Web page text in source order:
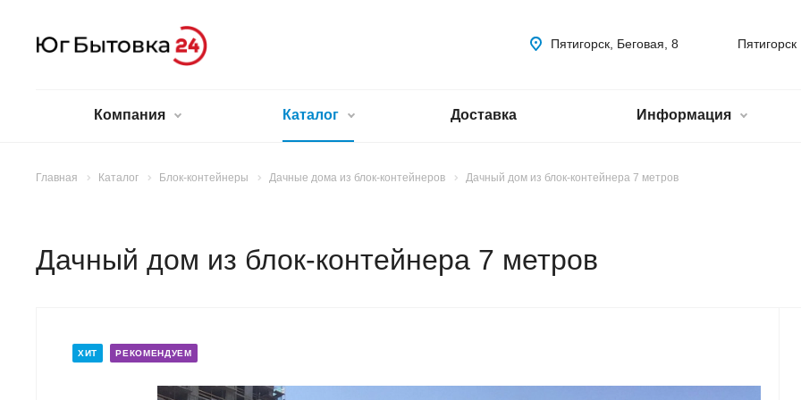
Пятигорск
Пятигорск, Беговая, 8
Компания Каталог Доставка Информация
Главная Каталог Блок-контейнеры Дачные дома из блок-контейнеров Дачный дом из блок-контейнера 7 метров
Дачный дом из блок-контейнера 7 метров
ХИТ РЕКОМЕНДУЕМ